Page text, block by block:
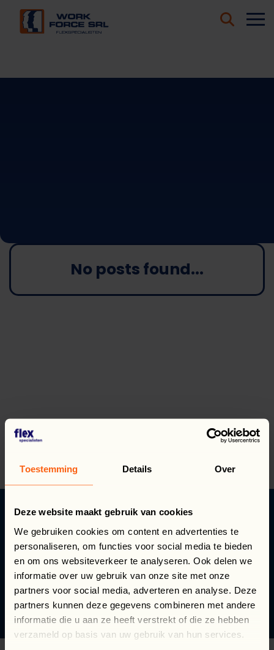
Toestemming Details Over
Deze website maakt gebruik van cookies
We gebruiken cookies om content en advertenties te
personaliseren, om functies voor social media te bieden
en om ons websiteverkeer te analyseren. Ook delen we
informatie over uw gebruik van onze site met onze
partners voor social media, adverteren en analyse. Deze
partners kunnen deze gegevens combineren met andere
informatie die u aan ze heeft verstrekt of die ze hebben
verzameld op basis van uw gebruik van hun services.
No posts found...
VĂ OFERIM
NOI OPORTUNITĂȚI
ACCESAŢI TOATE OFERTELE DE MUNCĂ